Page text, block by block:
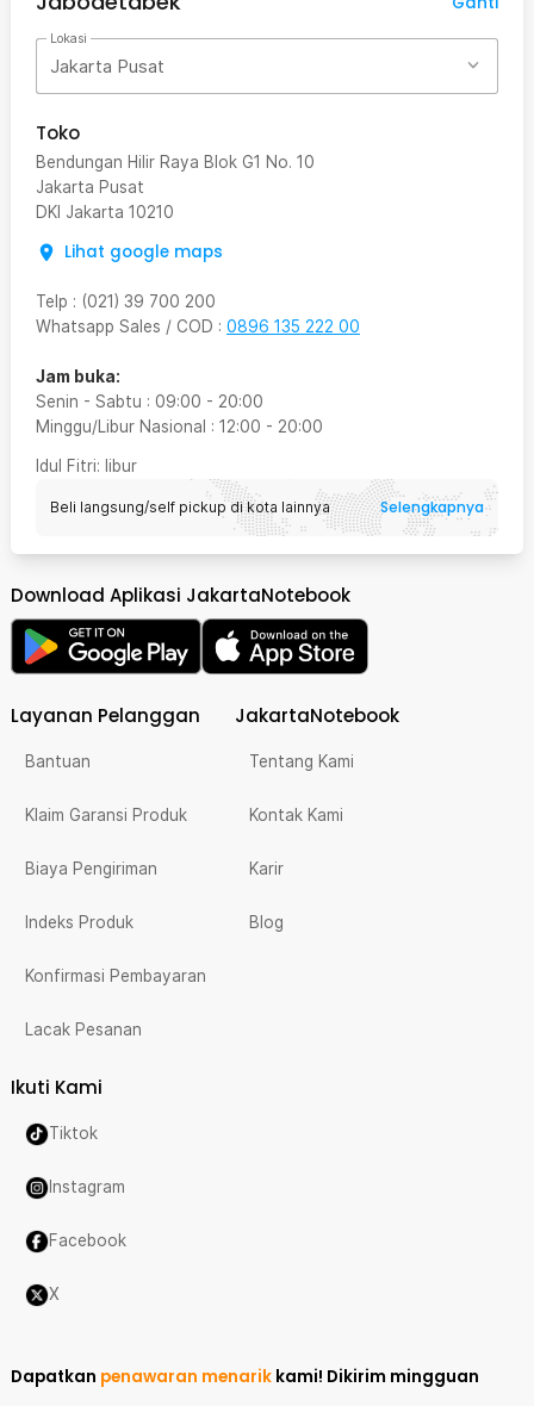
Lokasi
Jakarta Pusat
Toko
Bendungan Hilir Raya Blok G1 No. 10
Jakarta Pusat
DKI Jakarta 10210
Lihat google maps
Telp : (021) 39 700 200
Whatsapp Sales / COD : 0896 135 222 00
Jam buka:
Senin - Sabtu : 09:00 - 20:00
Minggu/Libur Nasional : 12:00 - 20:00
Idul Fitri: libur
Beli langsung/self pickup di kota lainnya Selengkapnya
Download Aplikasi JakartaNotebook
Layanan Pelanggan
Bantuan
Klaim Garansi Produk
Biaya Pengiriman
Indeks Produk
Konfirmasi Pembayaran
Lacak Pesanan
JakartaNotebook
Tentang Kami
Kontak Kami
Karir
Blog
Ikuti Kami
Tiktok
Instagram
Facebook
X
Dapatkan penawaran menarik kami! Dikirim mingguan